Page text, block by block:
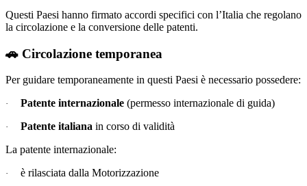
Questi Paesi hanno firmato accordi specifici con l’Italia che regolano
la circolazione e la conversione delle patenti.
🚗 Circolazione temporanea
Per guidare temporaneamente in questi Paesi è necessario possedere:
· Patente internazionale (permesso internazionale di guida)
· Patente italiana in corso di validità
La patente internazionale:
· è rilasciata dalla Motorizzazione